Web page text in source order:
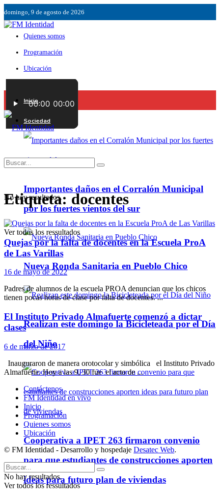
domingo, 9 de agosto de 2026
Quienes somos
Programación
Ubicación
Contáctenos
Inicio
Sociedad
Importantes daños en el Corralón Municipal
por los fuertes vientos del sur
Nueva Ronda Sanitaria en Pueblo Chico
Realizan este domingo la Bicicleteada por el Día
del Niño
Cooperativa a IPET 263 firmaron convenio
para que estudiantes de construcciones aporten
ideas para futuro plan de viviendas
No hay resultados.
Ver todos los ressultados
Etiqueta:docentes
Quejas por la falta de docentes en la Escuela ProA
de Las Varillas
16 de mayo de 2022
Padres de alumnos de la escuela PROA denuncian que los chicos
tienen pocas horas de clase por falta de docentes. ...
El Instituto Privado Almafuerte comenzó a dictar
clases
6 de marzo de 2017
Inauguraron de manera orotocolar y simbólica el Instituto Privado
Almafuerte. Hoy a las 9, 30 fue el acto de ...
Contáctenos
FM Identidad en vivo
Inicio
Programación
Quienes somos
Ubicación
© FM Identidad - Desarrollo y hospedaje Desatec Web.
No hay resultados.
Ver todos los ressultados